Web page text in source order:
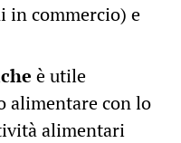
in commercio) e
è utile
alimentare con lo
alimentari